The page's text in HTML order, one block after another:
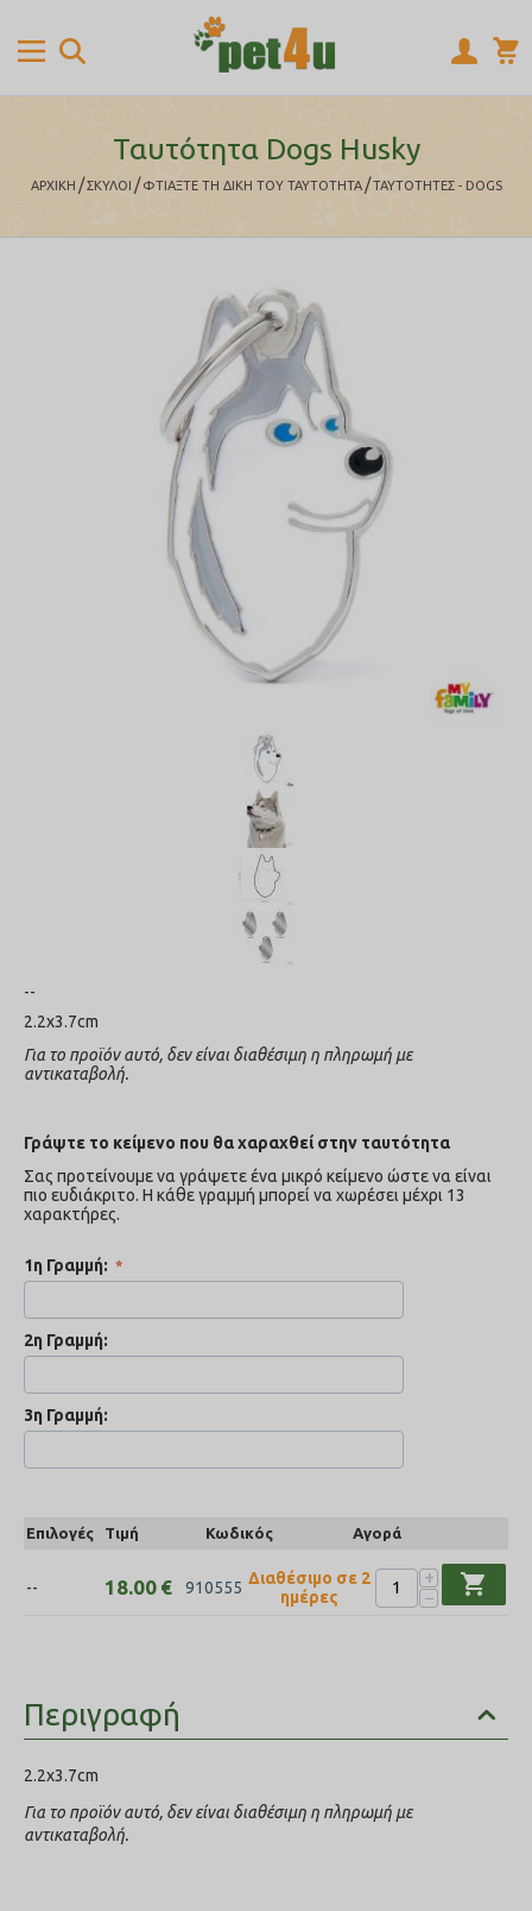
Ταυτότητα Dogs Husky
ΑΡΧΙΚΉ / ΣΚΥΛΟΙ / ΦΤΙΆΞΤΕ ΤΗ ΔΙΚΉ ΤΟΥ ΤΑΥΤΌΤΗΤΑ / ΤΑΥΤΟΤΗΤΕΣ - DOGS
--
2.2x3.7cm
Για το προϊόν αυτό, δεν είναι διαθέσιμη η πληρωμή με
αντικαταβολή.
Γράψτε το κείμενο που θα χαραχθεί στην ταυτότητα
Σας προτείνουμε να γράψετε ένα μικρό κείμενο ώστε να είναι
πιο ευδιάκριτο. Η κάθε γραμμή μπορεί να χωρέσει μέχρι 13
χαρακτήρες.
1η Γραμμή:
2η Γραμμή:
3η Γραμμή:
Επιλογές Τιμή Κωδικός Αγορά
-- 18.00 € 910555
Διαθέσιμο σε 2
ημέρες
+
−
shopping_cart
Περιγραφή
2.2x3.7cm
Για το προϊόν αυτό, δεν είναι διαθέσιμη η πληρωμή με
αντικαταβολή.